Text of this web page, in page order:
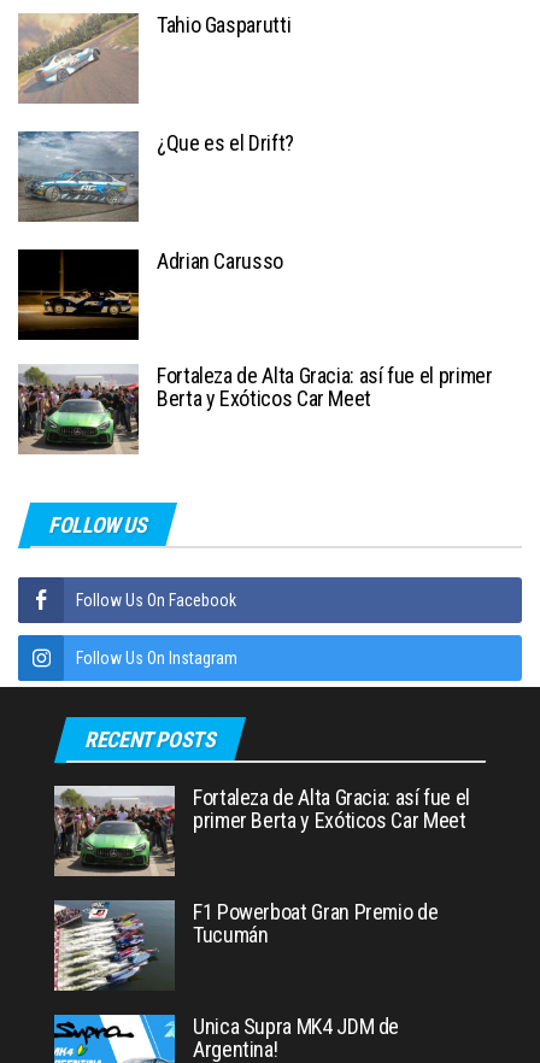
Tahio Gasparutti
¿Que es el Drift?
Adrian Carusso
Fortaleza de Alta Gracia: así fue el primer
Berta y Exóticos Car Meet
FOLLOW US
Follow Us On Facebook
Follow Us On Instagram
RECENT POSTS
Fortaleza de Alta Gracia: así fue el
primer Berta y Exóticos Car Meet
F1 Powerboat Gran Premio de
Tucumán
Unica Supra MK4 JDM de
Argentina!